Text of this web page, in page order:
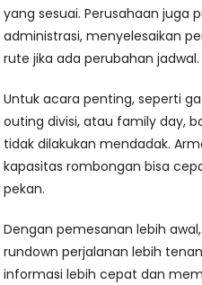
yang sesuai. Perusahaan juga
administrasi, menyelesaikan
rute jika ada perubahan jadwal.
Untuk acara penting, seperti
outing divisi, atau family day,
tidak dilakukan mendadak.
kapasitas rombongan bisa
pekan.
Dengan pemesanan lebih
rundown perjalanan lebih
informasi lebih cepat dan